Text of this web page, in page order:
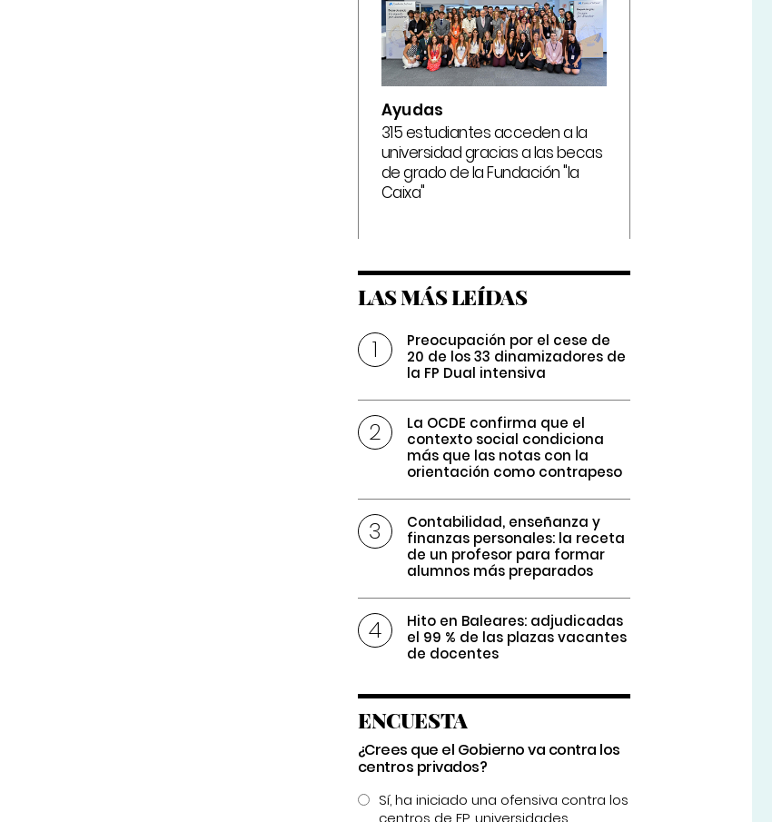
Ayudas
315 estudiantes acceden a la
universidad gracias a las becas
de grado de la Fundación "la
Caixa"
LAS MÁS LEÍDAS
Preocupación por el cese de
20 de los 33 dinamizadores de
la FP Dual intensiva
La OCDE confirma que el
contexto social condiciona
más que las notas con la
orientación como contrapeso
Contabilidad, enseñanza y
finanzas personales: la receta
de un profesor para formar
alumnos más preparados
Hito en Baleares: adjudicadas
el 99 % de las plazas vacantes
de docentes
ENCUESTA
¿Crees que el Gobierno va contra los
centros privados?
Sí, ha iniciado una ofensiva contra los
centros de FP, universidades...